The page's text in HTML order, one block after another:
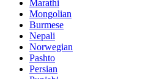
Marathi
Mongolian
Burmese
Nepali
Norwegian
Pashto
Persian